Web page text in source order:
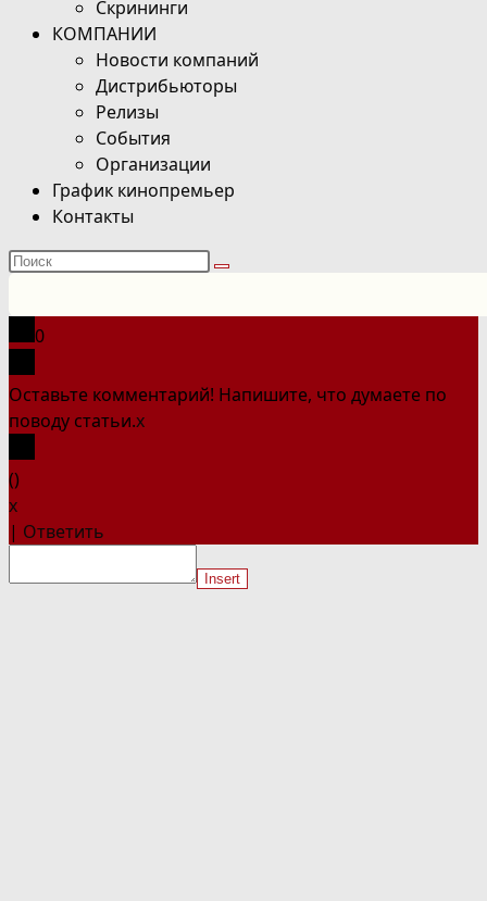
Скрининги
КОМПАНИИ
Новости компаний
Дистрибьюторы
Релизы
События
Организации
График кинопремьер
Контакты
Поиск
сайте
0
Оставьте комментарий! Напишите, что думаете по
поводу статьи.x
()
x
| Ответить
Insert